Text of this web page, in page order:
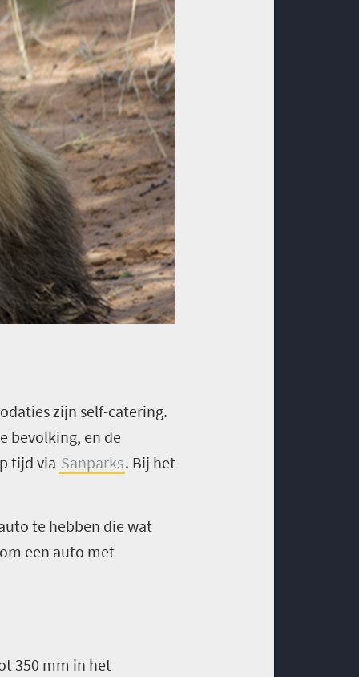
zijn self-catering.
bevolking, en de
tijd via Sanparks. Bij het
te hebben die wat
een auto met
350 mm in het